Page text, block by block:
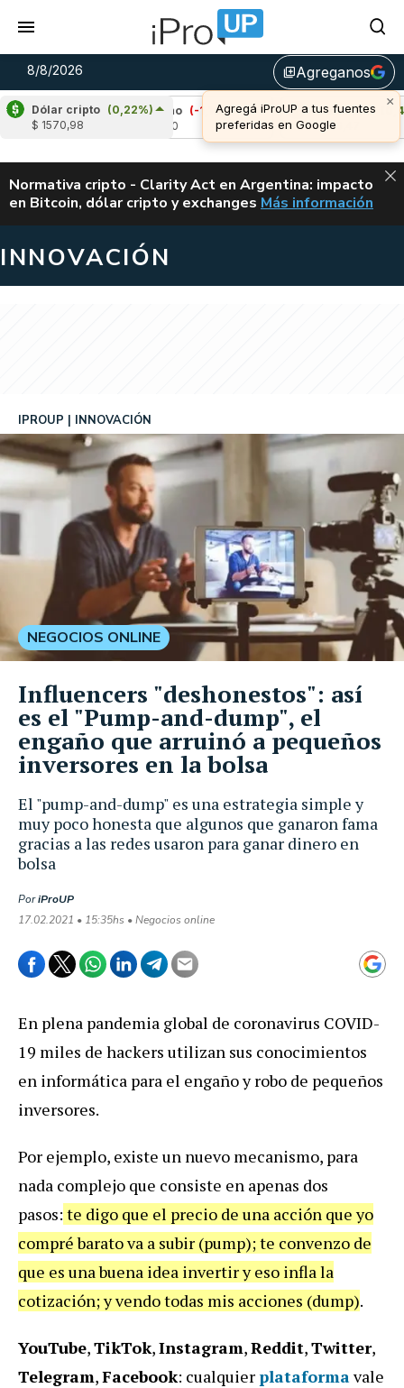
8/8/2026 library_addAgreganos
Dólar cripto (0,22%)
$ 1570,98
Cardano (-1,18%)
Avalanche
(0,42%)
u$s 6,47
ALERTA
Normativa cripto - Clarity Act en Argentina: impacto
en Bitcoin, dólar cripto y exchanges CLARITY ACT EN
Más información
INNOVACIÓN
El "pump-and-dump" es una estrategia simple y
muy poco honesta que algunos que ganaron fama
gracias a las redes usaron para ganar dinero en
bolsa
IPROUP INNOVACIÓN
PoriProUP
17.02.2021 • 15:35hs • Negocios online
NEGOCIOS ONLINE
Influencers "deshonestos": así
es el "Pump-and-dump", el
engaño que arruinó a pequeños
inversores en la bolsa
En plena pandemia global de coronavirus COVID-
19 miles de hackers utilizan sus conocimientos
en informática para el engaño y robo de pequeños
inversores.
Por ejemplo, existe un nuevo mecanismo, para
nada complejo que consiste en apenas dos
pasos: te digo que el precio de una acción que yo
compré barato va a subir (pump); te convenzo de
que es una buena idea invertir y eso infla la
cotización; y vendo todas mis acciones (dump).
YouTube,TikTok,Instagram,Reddit,Twitter,
Telegram,Facebook: cualquierplataformavale